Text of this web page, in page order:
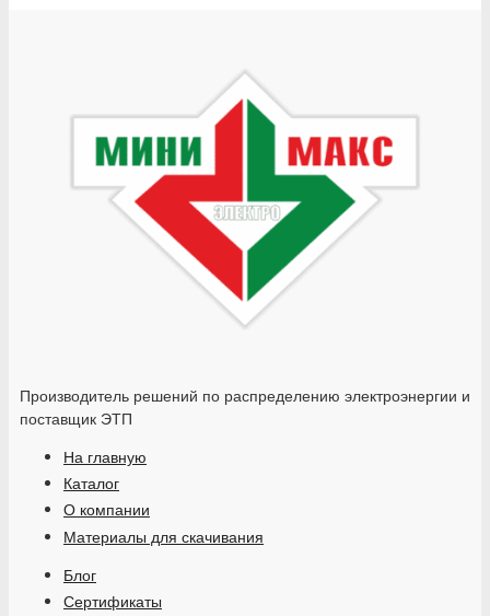
Производитель решений по распределению электроэнергии и
поставщик ЭТП
На главную
Каталог
О компании
Материалы для скачивания
Блог
Сертификаты